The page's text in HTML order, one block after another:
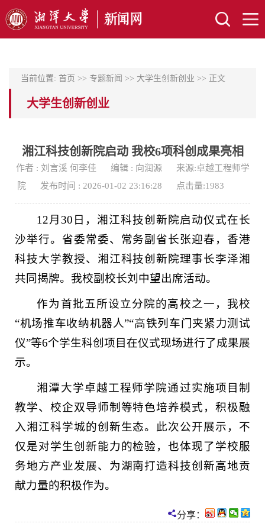
当前位置: 首页 >> 专题新闻 >> 大学生创新创业 >> 正文
大学生创新创业
湘江科技创新院启动 我校6项科创成果亮相
作者 : 刘言溪 何李佳 编辑 : 向润源
来源:卓越工程师学
院
发布时间 : 2026-01-02 23:16:28 点击量:1983
12月30日，湘江科技创新院启动仪式在长
沙举行。省委常委、常务副省长张迎春，香港
科技大学教授、湘江科技创新院理事长李泽湘
共同揭牌。我校副校长刘中望出席活动。
作为首批五所设立分院的高校之一，我校
“机场推车收纳机器人”“高铁列车门夹紧力测试
仪”等6个学生科创项目在仪式现场进行了成果展
示。
湘潭大学卓越工程师学院通过实施项目制
教学、校企双导师制等特色培养模式，积极融
入湘江科学城的创新生态。此次公开展示，不
仅是对学生创新能力的检验，也体现了学校服
务地方产业发展、为湖南打造科技创新高地贡
献力量的积极作为。
分享：